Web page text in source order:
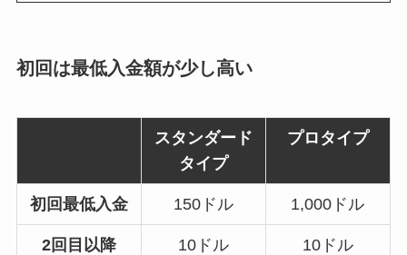
初回は最低入金額が少し高い
スタンダード
タイプ
プロ タイプ
初回最低入金 150ドル 1,000ドル
2回目以降 10ドル 10ドル